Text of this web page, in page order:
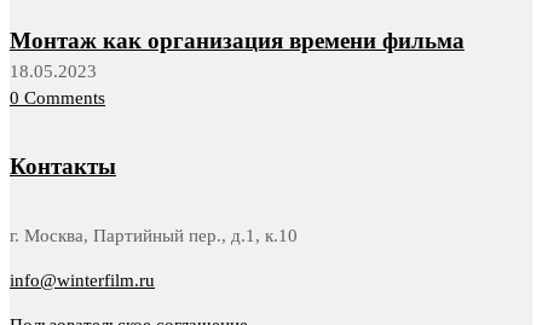
Монтаж как организация времени фильма
18.05.2023
0 Comments
Контакты
г. Москва, Партийный пер., д.1, к.10
info@winterfilm.ru